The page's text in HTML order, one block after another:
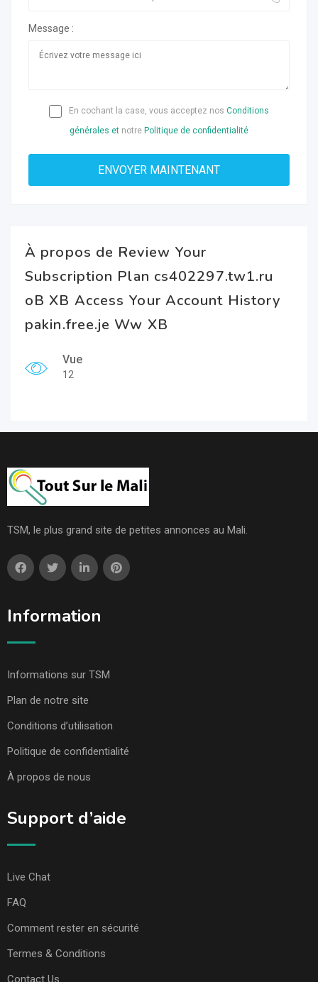
Message :
En cochant la case, vous acceptez nos Conditions
générales et notre Politique de confidentialité
À propos de Review Your
Subscription Plan cs402297.tw1.ru
oB XB Access Your Account History
pakin.free.je Ww XB
Vue
12
TSM, le plus grand site de petites annonces au Mali.
Information
Informations sur TSM
Plan de notre site
Conditions d’utilisation
Politique de confidentialité
À propos de nous
Support d’aide
Live Chat
FAQ
Comment rester en sécurité
Termes & Conditions
Contact Us